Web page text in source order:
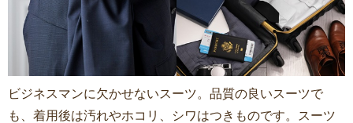
ビジネスマンに欠かせないスーツ。品質の良いスーツで
も、着用後は汚れやホコリ、シワはつきものです。スーツ